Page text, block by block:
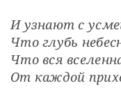
И узнают с
Что глубь
Что вся
От каждой